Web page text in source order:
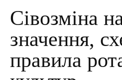
Сівозміна
значення,
правила